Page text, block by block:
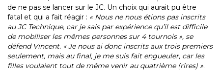
de ne pas se lancer sur le JC. Un choix qui aurait pu être
fatal et qui a fait réagir : « Nous ne nous étions pas inscrits
au JC Technique, car je sais par expérience qu’il est difficile
de mobiliser les mêmes personnes sur 4 tournois », se
défend Vincent. « Je nous ai donc inscrits aux trois premiers
seulement, mais au final, je me suis fait engueuler, car les
filles voulaient tout de même venir au quatrième (rires) ».